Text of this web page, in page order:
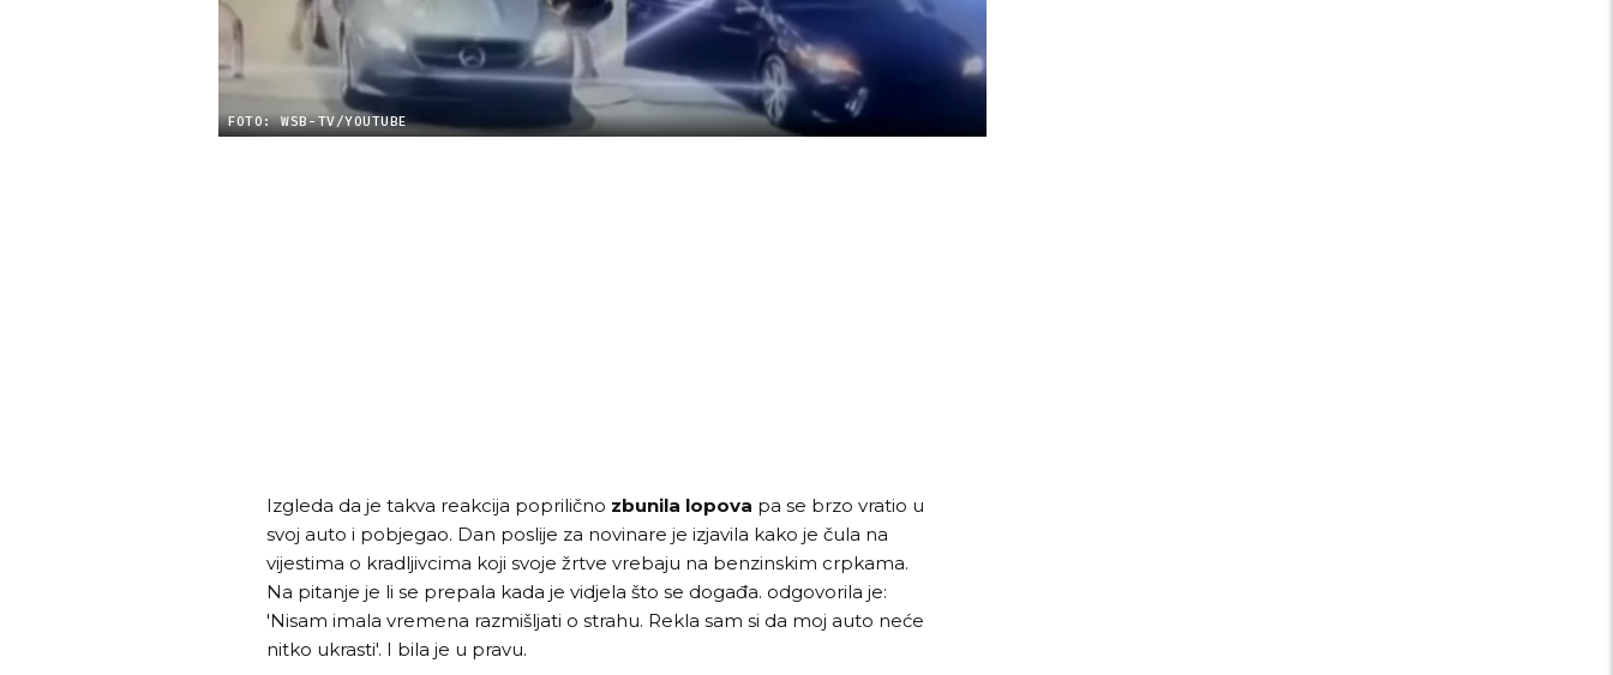
FOTO: WSB-TV/YOUTUBE
Izgleda da je takva reakcija poprilično zbunila lopova pa se brzo vratio u
svoj auto i pobjegao. Dan poslije za novinare je izjavila kako je čula na
vijestima o kradljivcima koji svoje žrtve vrebaju na benzinskim crpkama.
Na pitanje je li se prepala kada je vidjela što se događa. odgovorila je:
'Nisam imala vremena razmišljati o strahu. Rekla sam si da moj auto neće
nitko ukrasti'. I bila je u pravu.